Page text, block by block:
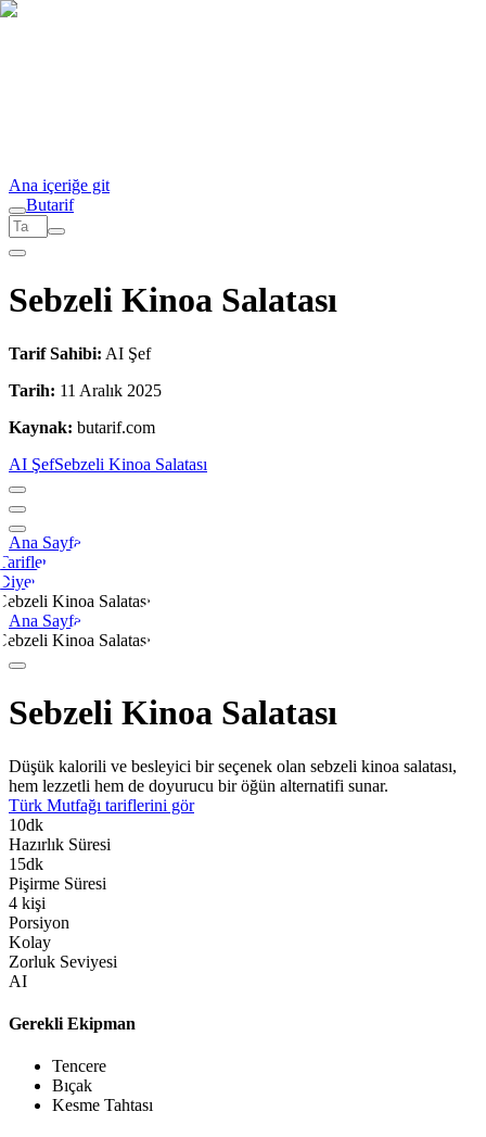
Ana içeriğe git
Butarif
Sebzeli Kinoa Salatası
Tarif Sahibi: AI Şef
Tarih: 11 Aralık 2025
Kaynak: butarif.com
AI ŞefSebzeli Kinoa Salatası
Ana Sayfa
Kinoa Salatası
Ana Sayfa
Kinoa Salatası
Sebzeli Kinoa Salatası
Düşük kalorili ve besleyici bir seçenek olan sebzeli kinoa salatası,
hem lezzetli hem de doyurucu bir öğün alternatifi sunar.
Türk Mutfağı tariflerini gör
10dk
Hazırlık Süresi
15dk
Pişirme Süresi
4 kişi
Porsiyon
Kolay
Zorluk Seviyesi
AI
Gerekli Ekipman
Tencere
Bıçak
Kesme Tahtası